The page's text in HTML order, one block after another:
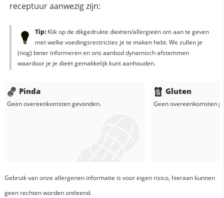
receptuur aanwezig zijn:
Tip:Klik op de dikgedrukte dieëten/allergieën om aan te geven
met welke voedingsrestricties je te maken hebt. We zullen je
(nog) beter informeren en ons aanbod dynamisch afstemmen
waardoor je je dieët gemakkelijk kunt aanhouden.
Pinda
Geen overeenkomsten gevonden.
Gluten
Geen overeenkomsten
Gebruik van onze allergenen informatie is voor eigen risico, hieraan kunnen
geen rechten worden ontleend.